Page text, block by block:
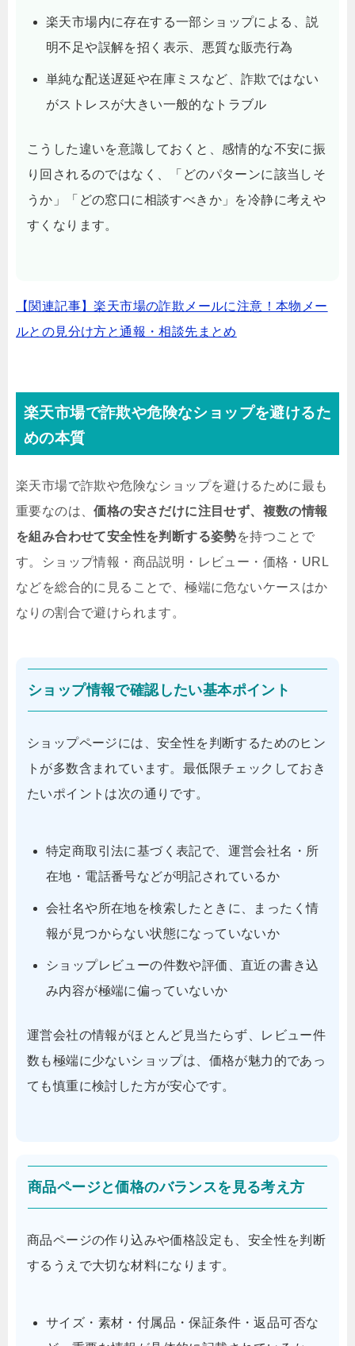
楽天市場内に存在する一部ショップによる、説
明不足や誤解を招く表示、悪質な販売行為
単純な配送遅延や在庫ミスなど、詐欺ではない
がストレスが大きい一般的なトラブル
こうした違いを意識しておくと、感情的な不安に振
り回されるのではなく、「どのパターンに該当しそ
うか」「どの窓口に相談すべきか」を冷静に考えや
すくなります。
【関連記事】楽天市場の詐欺メールに注意！本物メー
ルとの見分け方と通報・相談先まとめ
楽天市場で詐欺や危険なショップを避けるた
めの本質
楽天市場で詐欺や危険なショップを避けるために最も
重要なのは、価格の安さだけに注目せず、複数の情報
を組み合わせて安全性を判断する姿勢を持つことで
す。ショップ情報・商品説明・レビュー・価格・URL
などを総合的に見ることで、極端に危ないケースはか
なりの割合で避けられます。
ショップ情報で確認したい基本ポイント
ショップページには、安全性を判断するためのヒン
トが多数含まれています。最低限チェックしておき
たいポイントは次の通りです。
特定商取引法に基づく表記で、運営会社名・所
在地・電話番号などが明記されているか
会社名や所在地を検索したときに、まったく情
報が見つからない状態になっていないか
ショップレビューの件数や評価、直近の書き込
み内容が極端に偏っていないか
運営会社の情報がほとんど見当たらず、レビュー件
数も極端に少ないショップは、価格が魅力的であっ
ても慎重に検討した方が安心です。
商品ページと価格のバランスを見る考え方
商品ページの作り込みや価格設定も、安全性を判断
するうえで大切な材料になります。
サイズ・素材・付属品・保証条件・返品可否な